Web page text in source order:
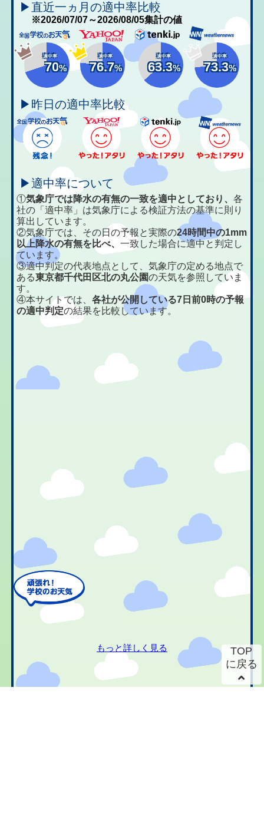
▶直近一ヵ月の適中率比較
※2026/07/07～2026/08/05集計の値
適中率
70%
適中率
76.7%
適中率
63.3%
適中率
73.3%
▶昨日の適中率比較
▶適中率について
①気象庁では降水の有無の一致を適中としており、各
社の「適中率」は気象庁による検証方法の基準に則り
算出しています。
②気象庁では、その日の予報と実際の24時間中の1mm
以上降水の有無を比べ、一致した場合に適中と判定し
ています。
③適中判定の代表地点として、気象庁の定める地点で
ある東京都千代田区北の丸公園の天気を参照していま
す。
④本サイトでは、各社が公開している7日前0時の予報
の適中判定の結果を比較しています。
もっと詳しく見る
TOP
に戻る